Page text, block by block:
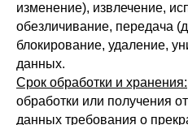
изменение), извлечение,
обезличивание, передача
блокирование, удаление,
данных.
Срок обработки и хранения:
обработки или получения
данных требования о